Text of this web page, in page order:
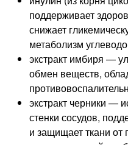
поддерживает
снижает
метаболизм
экстракт имбиря —
обмен веществ,
экстракт черники —
стенки сосудов,
и защищает ткани